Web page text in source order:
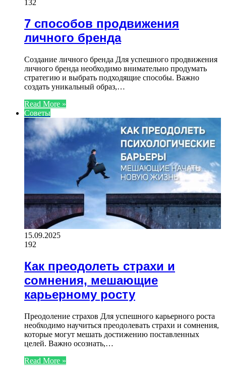
132
7 способов продвижения
личного бренда
Создание личного бренда Для успешного продвижения
личного бренда необходимо внимательно продумать
стратегию и выбрать подходящие способы. Важно
создать уникальный образ,…
Read More »
Советы
15.09.2025
192
Как преодолеть страхи и
сомнения, мешающие
карьерному росту
Преодоление страхов Для успешного карьерного роста
необходимо научиться преодолевать страхи и сомнения,
которые могут мешать достижению поставленных
целей. Важно осознать,…
Read More »